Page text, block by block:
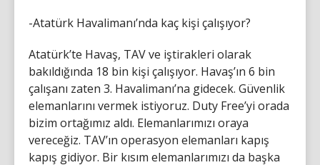
-Atatürk Havalimanı’nda kaç kişi çalışıyor?
Atatürk’te Havaş, TAV ve iştirakleri olarak
bakıldığında 18 bin kişi çalışıyor. Havaş’ın 6 bin
çalışanı zaten 3. Havalimanı’na gidecek. Güvenlik
elemanlarını vermek istiyoruz. Duty Free’yi orada
bizim ortağımız aldı. Elemanlarımızı oraya
vereceğiz. TAV’ın operasyon elemanları kapış
kapış gidiyor. Bir kısım elemanlarımızı da başka